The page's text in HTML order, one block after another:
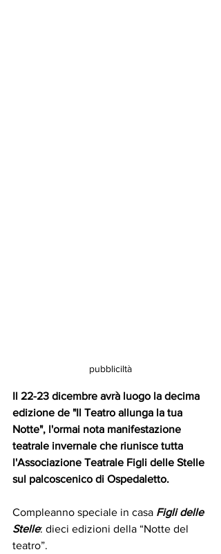
pubbliciltà
Il 22-23 dicembre avrà luogo la decima
edizione de "Il Teatro allunga la tua
Notte", l'ormai nota manifestazione
teatrale invernale che riunisce tutta
l'Associazione Teatrale Figli delle Stelle
sul palcoscenico di Ospedaletto.
Compleanno speciale in casa Figli delle
Stelle: dieci edizioni della “Notte del
teatro”.